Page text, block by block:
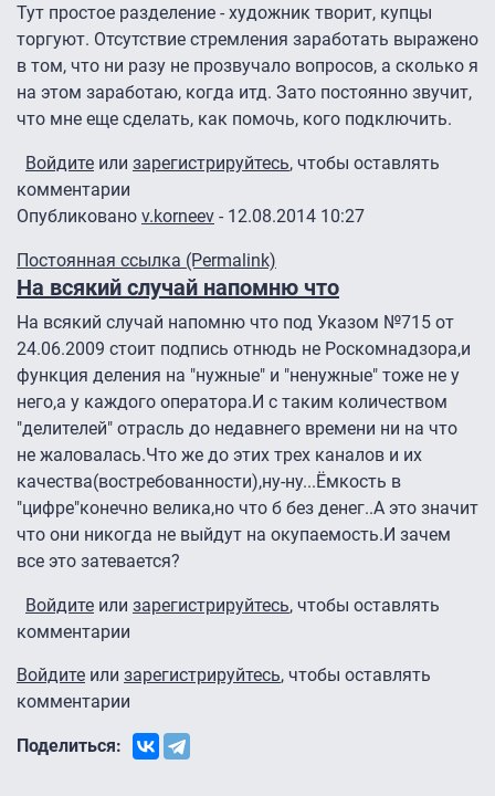
Тут простое разделение - художник творит, купцы
торгуют. Отсутствие стремления заработать выражено
в том, что ни разу не прозвучало вопросов, а сколько я
на этом заработаю, когда итд. Зато постоянно звучит,
что мне еще сделать, как помочь, кого подключить.
Войдите или зарегистрируйтесь, чтобы оставлять
комментарии
Опубликовано v.korneev - 12.08.2014 10:27
Постоянная ссылка (Permalink)
На всякий случай напомню что
На всякий случай напомню что под Указом №715 от
24.06.2009 стоит подпись отнюдь не Роскомнадзора,и
функция деления на "нужные" и "ненужные" тоже не у
него,а у каждого оператора.И с таким количеством
"делителей" отрасль до недавнего времени ни на что
не жаловалась.Что же до этих трех каналов и их
качества(востребованности),ну-ну...Ёмкость в
"цифре"конечно велика,но что б без денег..А это значит
что они никогда не выйдут на окупаемость.И зачем
все это затевается?
Войдите или зарегистрируйтесь, чтобы оставлять
комментарии
Войдите или зарегистрируйтесь, чтобы оставлять
комментарии
Поделиться: